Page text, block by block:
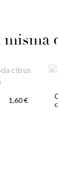
misma
1,60 €